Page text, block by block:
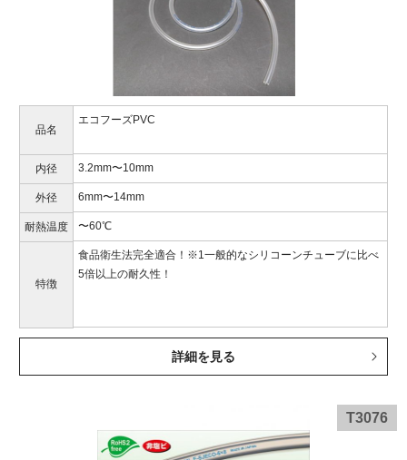
品名
エコフーズPVC
内径 3.2mm〜10mm
外径 6mm〜14mm
耐熱温度 〜60℃
特徴
食品衛生法完全適合！※1一般的なシリコーンチューブに比べ
5倍以上の耐久性！
詳細を見る
T3076